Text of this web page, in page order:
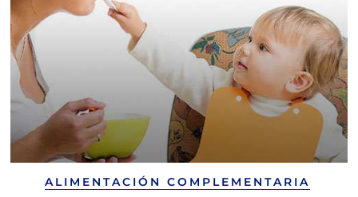
ALIMENTACIÓN COMPLEMENTARIA